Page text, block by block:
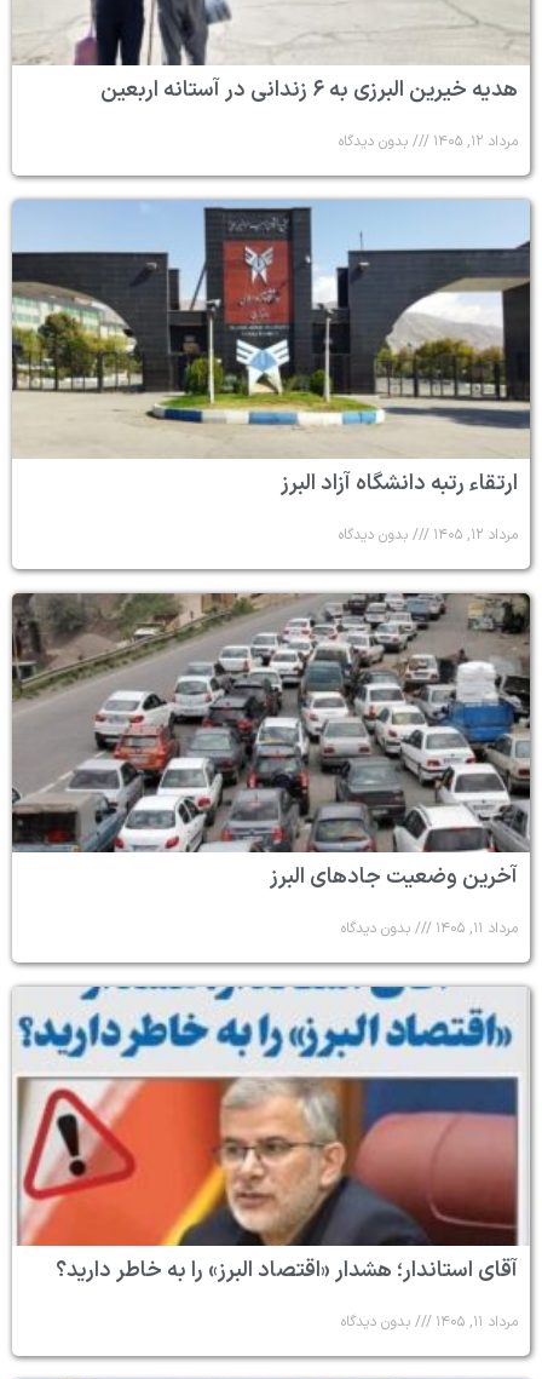
هدیه خیرین البرزی به ۶ زندانی در آستانه اربعین
مرداد ۱۲, ۱۴۰۵ بدون دیدگاه
ارتقاء رتبه دانشگاه آزاد البرز
مرداد ۱۲, ۱۴۰۵ بدون دیدگاه
آخرین وضعیت جادهای البرز
مرداد ۱۱, ۱۴۰۵ بدون دیدگاه
آقای استاندار؛ هشدار «اقتصاد البرز» را به خاطر دارید؟
مرداد ۱۱, ۱۴۰۵ بدون دیدگاه